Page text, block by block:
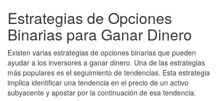
Estrategias de Opciones
Binarias para Ganar Dinero
Existen varias estrategias de opciones binarias que pueden
ayudar a los inversores a ganar dinero. Una de las estrategias
más populares es el seguimiento de tendencias. Esta estrategia
implica identificar una tendencia en el precio de un activo
subyacente y apostar por la continuación de esa tendencia.